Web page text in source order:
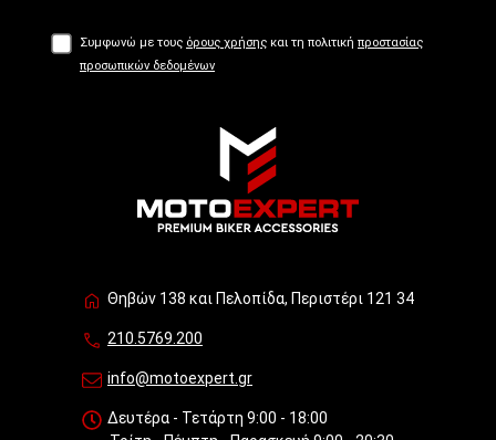
Συμφωνώ με τους όρους χρήσης και τη πολιτική προστασίας
προσωπικών δεδομένων
Θηβών 138 και Πελοπίδα, Περιστέρι 121 34
210.5769.200
info@motoexpert.gr
Δευτέρα - Τετάρτη 9:00 - 18:00